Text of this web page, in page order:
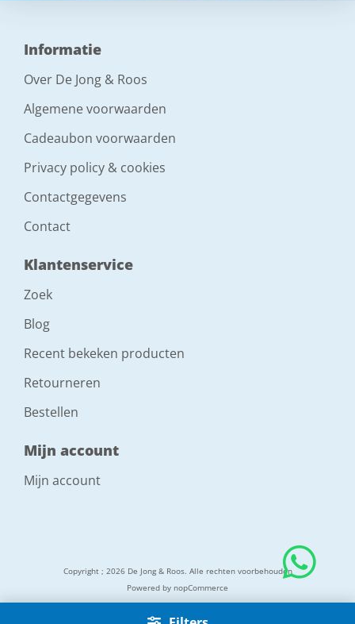
Informatie
Over De Jong & Roos
Algemene voorwaarden
Cadeaubon voorwaarden
Privacy policy & cookies
Contactgegevens
Contact
Klantenservice
Zoek
Blog
Recent bekeken producten
Retourneren
Bestellen
Mijn account
Mijn account
Copyright ; 2026 De Jong & Roos. Alle rechten voorbehouden
Powered by nopCommerce